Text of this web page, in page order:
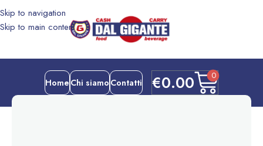
Skip to navigation
Skip to main content
€0.00 0
Home Chi siamo Contatti